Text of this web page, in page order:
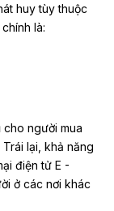
huy tùy thuộc
là:
người mua
lại, khả năng
điện tử E -
ở các nơi khác